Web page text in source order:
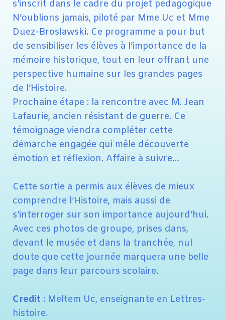
s’inscrit dans le cadre du projet pédagogique
N’oublions jamais, piloté par Mme Uc et Mme
Duez-Broslawski. Ce programme a pour but
de sensibiliser les élèves à l’importance de la
mémoire historique, tout en leur offrant une
perspective humaine sur les grandes pages
de l’Histoire.
Prochaine étape : la rencontre avec M. Jean
Lafaurie, ancien résistant de guerre. Ce
témoignage viendra compléter cette
démarche engagée qui mêle découverte
émotion et réflexion. Affaire à suivre…
Cette sortie a permis aux élèves de mieux
comprendre l’Histoire, mais aussi de
s’interroger sur son importance aujourd’hui.
Avec ces photos de groupe, prises dans,
devant le musée et dans la tranchée, nul
doute que cette journée marquera une belle
page dans leur parcours scolaire.
Credit : Meltem Uc, enseignante en Lettres-
histoire.